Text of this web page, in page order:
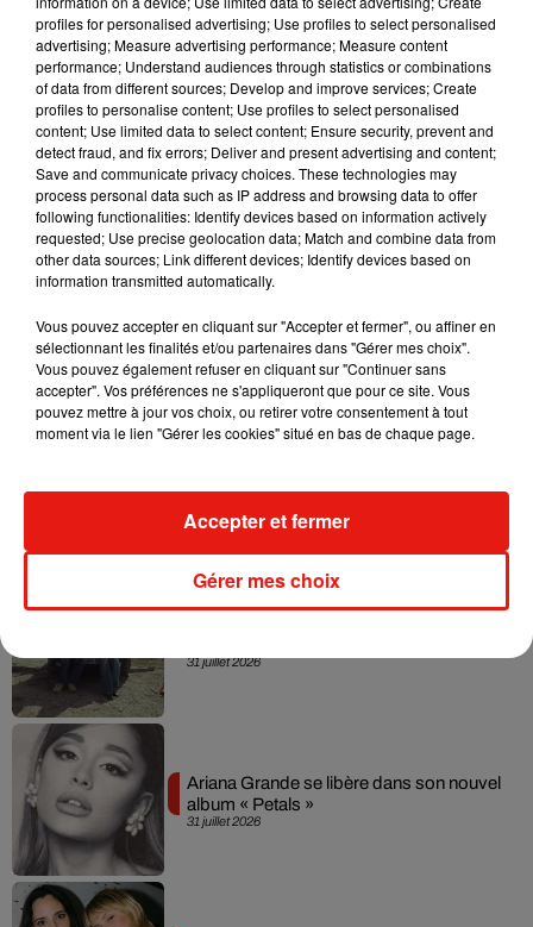
Musique
5 août 2026
Benny Blanco invite Selena Gomez et
Becky G sur son nouveau single
4 août 2026
live session solaire
31 juillet 2026
31 juillet 2026
Ariana Grande se libère dans son nouvel
album « Petals »
profiles for personalised advertising; Use profiles to select personalised
advertising; Measure advertising performance; Measure content
performance; Understand audiences through statistics or combinations
of data from different sources; Develop and improve services; Create
profiles to personalise content; Use profiles to select personalised
content; Use limited data to select content; Ensure security, prevent and
detect fraud, and fix errors; Deliver and present advertising and content;
Save and communicate privacy choices. These technologies may
process personal data such as IP address and browsing data to offer
following functionalities: Identify devices based on information actively
requested; Use precise geolocation data; Match and combine data from
other data sources; Link different devices; Identify devices based on
information transmitted automatically.
Vous pouvez accepter en cliquant sur "Accepter et fermer", ou affiner en
sélectionnant les finalités et/ou partenaires dans "Gérer mes choix".
Vous pouvez également refuser en cliquant sur "Continuer sans
accepter". Vos préférences ne s'appliqueront que pour ce site. Vous
pouvez mettre à jour vos choix, ou retirer votre consentement à tout
moment via le lien "Gérer les cookies" situé en bas de chaque page.
Gérer mes choix
Accepter et fermer